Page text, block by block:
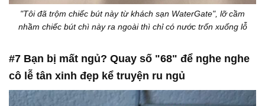
"Tôi đã trộm chiếc bút này từ khách sạn WaterGate", lỡ cầm
nhầm chiếc bút chì này ra ngoài thì chỉ có nước trốn xuống lỗ
#7 Bạn bị mất ngủ? Quay số "68" để nghe nghe
cô lễ tân xinh đẹp kể truyện ru ngủ